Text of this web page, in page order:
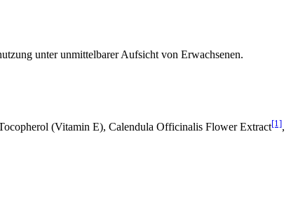
unter unmittelbarer Aufsicht von Erwachsenen.
(Vitamin E), Calendula Officinalis Flower Extract[1],